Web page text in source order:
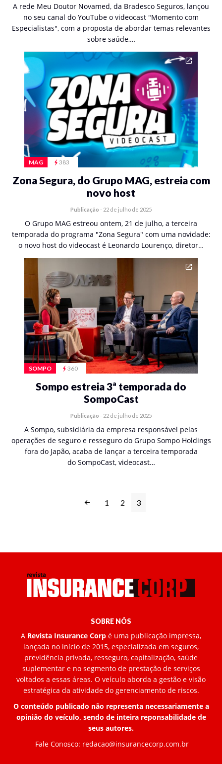
A rede Meu Doutor Novamed, da Bradesco Seguros, lançou
no seu canal do YouTube o videocast "Momento com
Especialistas", com a proposta de abordar temas relevantes
sobre saúde,…
MAG 383
Zona Segura, do Grupo MAG, estreia com
novo host
Publicação - 22 de julho de 2025
O Grupo MAG estreou ontem, 21 de julho, a terceira
temporada do programa "Zona Segura" com uma novidade:
o novo host do videocast é Leonardo Lourenço, diretor…
SOMPO 360
Sompo estreia 3ª temporada do
SompoCast
Publicação - 22 de julho de 2025
A Sompo, subsidiária da empresa responsável pelas
operações de seguro e resseguro do Grupo Sompo Holdings
fora do Japão, acaba de lançar a terceira temporada
do SompoCast, videocast…
1 2 3
SOBRE NÓS
A Revista Insurance Corp é uma publicação impressa,
lançada no início de 2015, especializada em seguros,
previdência privada, resseguro, capitalização, saúde
suplementar e no segmento de prestação de serviços
voltados a essas áreas. O veículo aborda a gestão e visão
estratégica da atividade do gerenciamento de riscos.
O conteúdo publicado não representa necessariamente a
opinião do veículo, sendo de inteira reponsabilidade de
seus autores.
Fale Conosco: redacao@insurancecorp.com.br